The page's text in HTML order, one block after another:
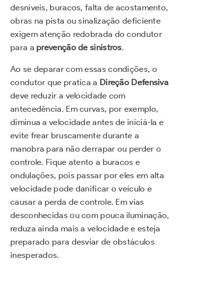
desníveis, buracos, falta de acostamento,
obras na pista ou sinalização deficiente
exigem atenção redobrada do condutor
para a prevenção de sinistros.
Ao se deparar com essas condições, o
condutor que pratica a Direção Defensiva
deve reduzir a velocidade com
antecedência. Em curvas, por exemplo,
diminua a velocidade antes de iniciá-la e
evite frear bruscamente durante a
manobra para não derrapar ou perder o
controle. Fique atento a buracos e
ondulações, pois passar por eles em alta
velocidade pode danificar o veículo e
causar a perda de controle. Em vias
desconhecidas ou com pouca iluminação,
reduza ainda mais a velocidade e esteja
preparado para desviar de obstáculos
inesperados.